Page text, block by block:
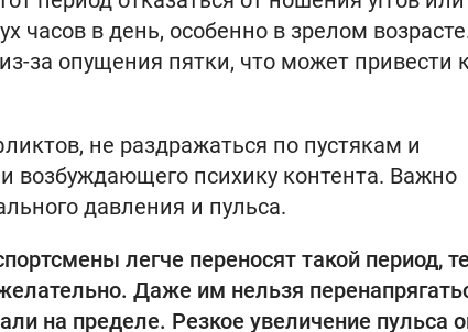
часов в день, особенно в зрелом
за опущения пятки, что может привести
не раздражаться по пустякам и
возбуждающего психику контента. Важно
давления и пульса.
легче переносят такой период,
Даже им нельзя
на пределе. Резкое увеличение пульса